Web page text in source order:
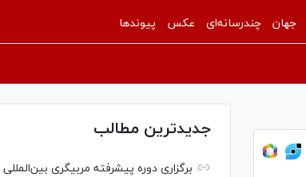
جهان چندرسانه‌ای عکس پیوندها
جدیدترین مطالب
برگزاری دوره پیشرفته مربیگری بین‌المللی